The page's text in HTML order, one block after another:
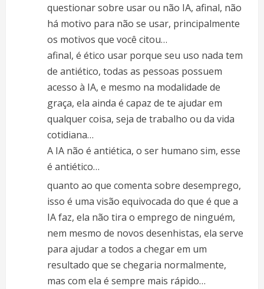
questionar sobre usar ou não IA, afinal, não
há motivo para não se usar, principalmente
os motivos que você citou…
afinal, é ético usar porque seu uso nada tem
de antiético, todas as pessoas possuem
acesso à IA, e mesmo na modalidade de
graça, ela ainda é capaz de te ajudar em
qualquer coisa, seja de trabalho ou da vida
cotidiana…
A IA não é antiética, o ser humano sim, esse
é antiético…
quanto ao que comenta sobre desemprego,
isso é uma visão equivocada do que é que a
IA faz, ela não tira o emprego de ninguém,
nem mesmo de novos desenhistas, ela serve
para ajudar a todos a chegar em um
resultado que se chegaria normalmente,
mas com ela é sempre mais rápido…